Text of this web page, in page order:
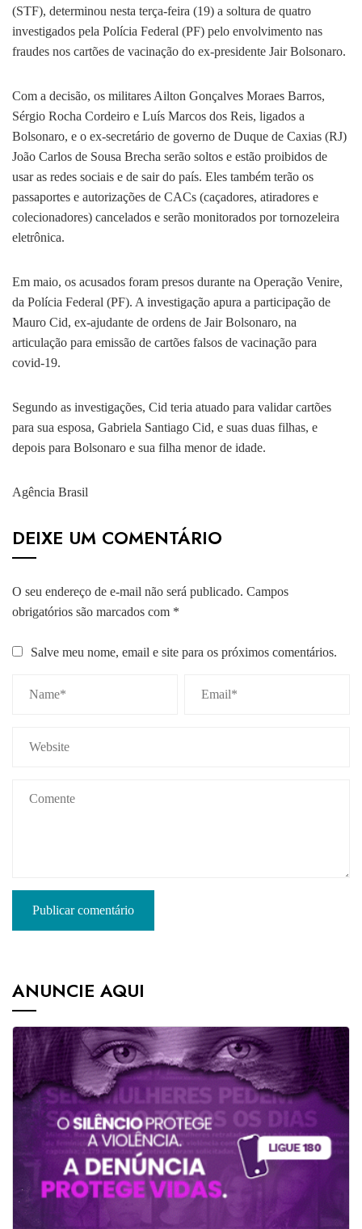
(STF), determinou nesta terça-feira (19) a soltura de quatro
investigados pela Polícia Federal (PF) pelo envolvimento nas
fraudes nos cartões de vacinação do ex-presidente Jair Bolsonaro.
Com a decisão, os militares Ailton Gonçalves Moraes Barros,
Sérgio Rocha Cordeiro e Luís Marcos dos Reis, ligados a
Bolsonaro, e o ex-secretário de governo de Duque de Caxias (RJ)
João Carlos de Sousa Brecha serão soltos e estão proibidos de
usar as redes sociais e de sair do país. Eles também terão os
passaportes e autorizações de CACs (caçadores, atiradores e
colecionadores) cancelados e serão monitorados por tornozeleira
eletrônica.
Em maio, os acusados foram presos durante na Operação Venire,
da Polícia Federal (PF). A investigação apura a participação de
Mauro Cid, ex-ajudante de ordens de Jair Bolsonaro, na
articulação para emissão de cartões falsos de vacinação para
covid-19.
Segundo as investigações, Cid teria atuado para validar cartões
para sua esposa, Gabriela Santiago Cid, e suas duas filhas, e
depois para Bolsonaro e sua filha menor de idade.
Agência Brasil
DEIXE UM COMENTÁRIO
O seu endereço de e-mail não será publicado. Campos
obrigatórios são marcados com *
Salve meu nome, email e site para os próximos comentários.
ANUNCIE AQUI